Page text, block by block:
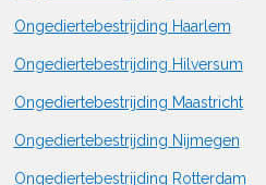
Ongediertebestrijding Haarlem
Ongediertebestrijding Hilversum
Ongediertebestrijding Maastricht
Ongediertebestrijding Nijmegen
Ongediertebestrijding Rotterdam